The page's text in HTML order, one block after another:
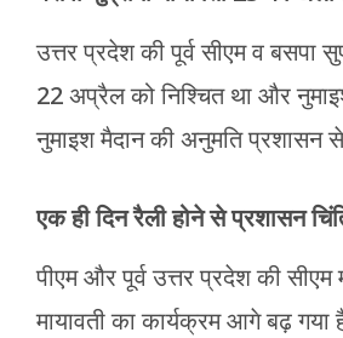
उत्तर प्रदेश की पूर्व सीएम व
22 अप्रैल को निश्चित था और
नुमाइश मैदान की अनुमति प्रशासन
एक ही दिन रैली होने से प्रशासन
पीएम और पूर्व उत्तर प्रदेश की
मायावती का कार्यक्रम आगे बढ़